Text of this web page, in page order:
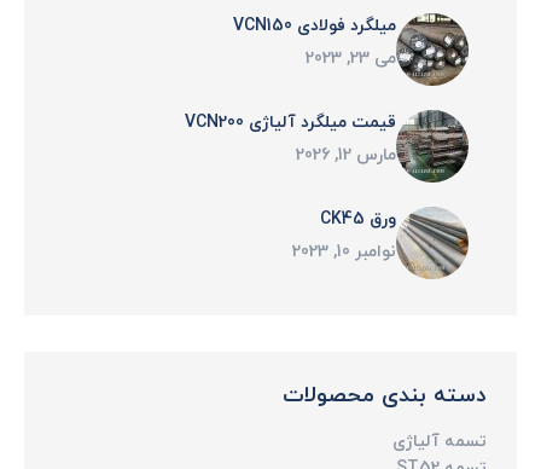
میلگرد فولادی VCN150
می 23, 2023
قیمت میلگرد آلیاژی VCN200
مارس 12, 2026
ورق CK45
نوامبر 10, 2023
دسته بندی محصولات
تسمه آلیاژی